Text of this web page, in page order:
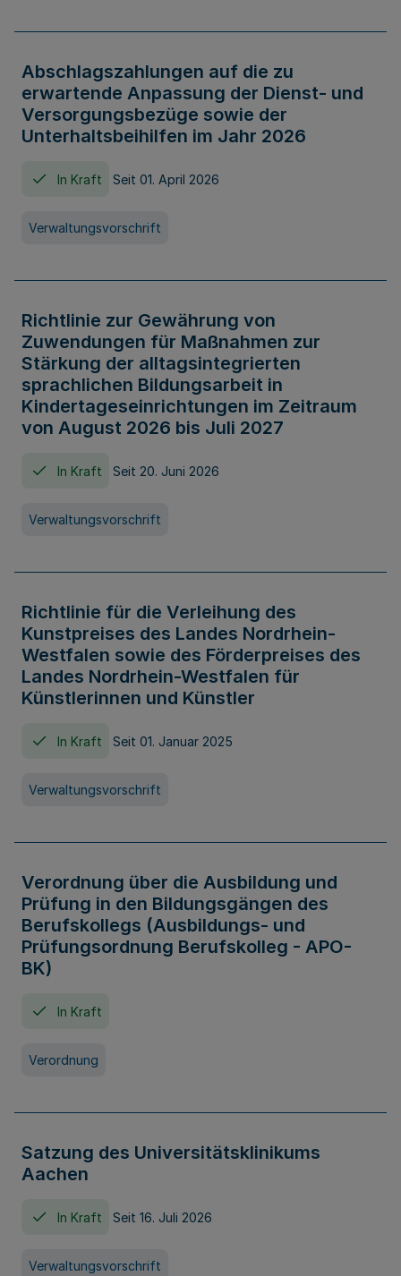
Abschlagszahlungen auf die zu
erwartende Anpassung der Dienst- und
Versorgungsbezüge sowie der
Unterhaltsbeihilfen im Jahr 2026
In Kraft Seit 01. April 2026
Verwaltungsvorschrift
Richtlinie zur Gewährung von
Zuwendungen für Maßnahmen zur
Stärkung der alltagsintegrierten
sprachlichen Bildungsarbeit in
Kindertageseinrichtungen im Zeitraum
von August 2026 bis Juli 2027
In Kraft Seit 20. Juni 2026
Verwaltungsvorschrift
Richtlinie für die Verleihung des
Kunstpreises des Landes Nordrhein-
Westfalen sowie des Förderpreises des
Landes Nordrhein-Westfalen für
Künstlerinnen und Künstler
In Kraft Seit 01. Januar 2025
Verwaltungsvorschrift
Verordnung über die Ausbildung und
Prüfung in den Bildungsgängen des
Berufskollegs (Ausbildungs- und
Prüfungsordnung Berufskolleg - APO-
BK)
In Kraft
Verordnung
Satzung des Universitätsklinikums
Aachen
In Kraft Seit 16. Juli 2026
Verwaltungsvorschrift